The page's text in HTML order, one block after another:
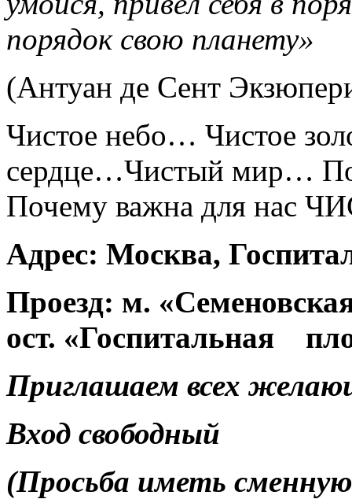
порядок свою планету»
(Антуан де Сент
Чистое небо… Чистое
сердце…Чистый мир…
Почему важна для нас
Адрес: Москва,
Проезд: м.
ост. «Госпитальная
Приглашаем всех
Вход свободный
(Просьба иметь сменную